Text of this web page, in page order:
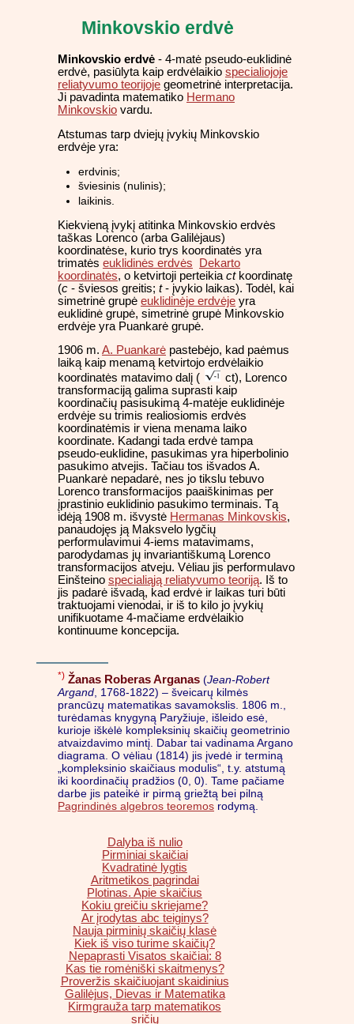
Minkovskio erdvė
Minkovskio erdvė - 4-matė pseudo-euklidinė
erdvė, pasiūlyta kaip erdvėlaikio specialiojoje
reliatyvumo teorijoje geometrinė interpretacija.
Ji pavadinta matematiko Hermano
Minkovskio vardu.
Atstumas tarp dviejų įvykių Minkovskio
erdvėje yra:
erdvinis;
šviesinis (nulinis);
laikinis.
Kiekvieną įvykį atitinka Minkovskio erdvės
taškas Lorenco (arba Galilėjaus)
koordinatėse, kurio trys koordinatės yra
trimatės euklidinės erdvės
Dekarto
koordinatės, o ketvirtoji perteikia ctkoordinatę
(c - šviesos greitis; t- įvykio laikas). Todėl, kai
simetrinė grupė euklidinėje erdvėje yra
euklidinė grupė, simetrinė grupė Minkovskio
erdvėje yra Puankarė grupė.
1906 m. A. Puankarė pastebėjo, kad paėmus
laiką kaip menamą ketvirtojo erdvėlaikio
koordinatės matavimo dalį (
ct), Lorenco
transformaciją galima suprasti kaip
koordinačių pasisukimą 4-matėje euklidinėje
erdvėje su trimis realiosiomis erdvės
koordinatėmis ir viena menama laiko
koordinate. Kadangi tada erdvė tampa
pseudo-euklidine, pasukimas yra hiperbolinio
pasukimo atvejis. Tačiau tos išvados A.
Puankarė nepadarė, nes jo tikslu tebuvo
Lorenco transformacijos paaiškinimas per
įprastinio euklidinio pasukimo terminais. Tą
idėją 1908 m. išvystė Hermanas Minkovskis,
panaudojęs ją Maksvelo lygčių
performulavimui 4-iems matavimams,
parodydamas jų invariantiškumą Lorenco
transformacijos atveju. Vėliau jis performulavo
Einšteino specialiąją reliatyvumo teoriją. Iš to
jis padarė išvadą, kad erdvė ir laikas turi būti
traktuojami vienodai, ir iš to kilo jo įvykių
unifikuotame 4-mačiame erdvėlaikio
kontinuume koncepcija.
*) Žanas Roberas Arganas (Jean-Robert
Argand, 1768-1822) – šveicarų kilmės
prancūzų matematikas savamokslis. 1806 m.,
turėdamas knygyną Paryžiuje, išleido esė,
kurioje iškėlė kompleksinių skaičių geometrinio
atvaizdavimo mintį. Dabar tai vadinama Argano
diagrama. O vėliau (1814) jis įvedė ir terminą
„kompleksinio skaičiaus modulis“, t.y. atstumą
iki koordinačių pradžios (0, 0). Tame pačiame
darbe jis pateikė ir pirmą griežtą bei pilną
Pagrindinės algebros teoremos rodymą.
Dalyba iš nulio
Pirminiai skaičiai
Kvadratinė lygtis
Aritmetikos pagrindai
Plotinas. Apie skaičius
Kokiu greičiu skriejame?
Ar įrodytas abc teiginys?
Nauja pirminių skaičių klasė
Kiek iš viso turime skaičių?
Nepaprasti Visatos skaičiai: 8
Kas tie romėniški skaitmenys?
Proveržis skaičiuojant skaidinius
Galilėjus, Dievas ir Matematika
Kirmgrauža tarp matematikos
sričių